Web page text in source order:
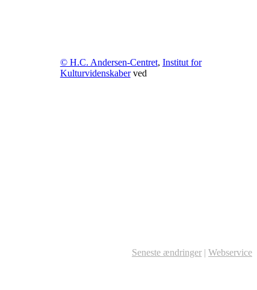
© H.C. Andersen-Centret, Institut for
Kulturvidenskaberved
Seneste ændringer | Webservice